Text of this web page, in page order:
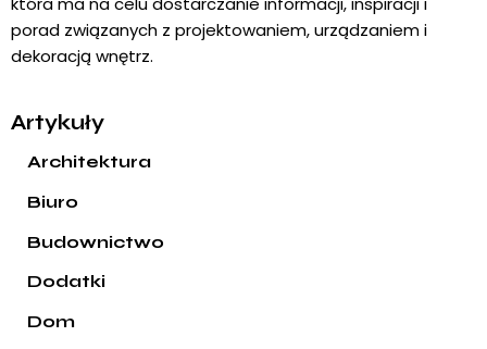
porad związanych z projektowaniem, urządzaniem i
dekoracją wnętrz.
Artykuły
Architektura
Biuro
Budownictwo
Dodatki
Dom